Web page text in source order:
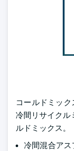
コールドミッ
冷間リサイクル
ルドミックス。
冷間混合ア